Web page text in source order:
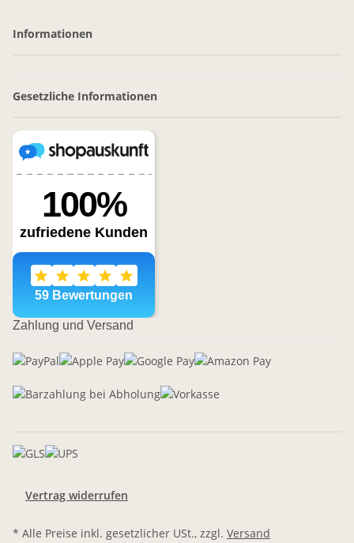
Informationen
Gesetzliche Informationen
Zahlung und Versand
Vertrag widerrufen
* Alle Preise inkl. gesetzlicher USt., zzgl. Versand